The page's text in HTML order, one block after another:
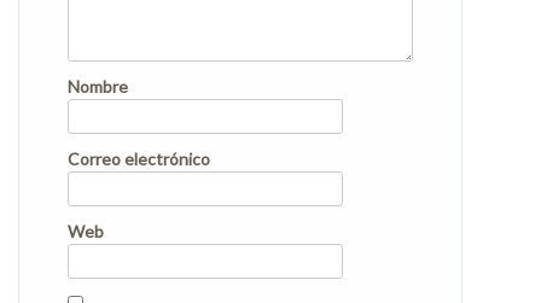
Nombre
Correo electrónico
Web